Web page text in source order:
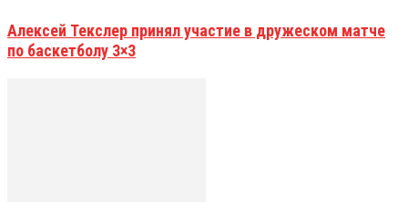
Алексей Текслер принял участие в дружеском матче
по баскетболу 3×3